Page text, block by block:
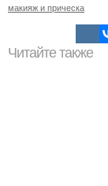
макияж и прическа
Читайте также